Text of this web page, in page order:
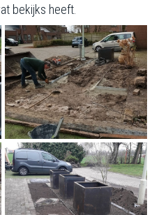
bekijks heeft.